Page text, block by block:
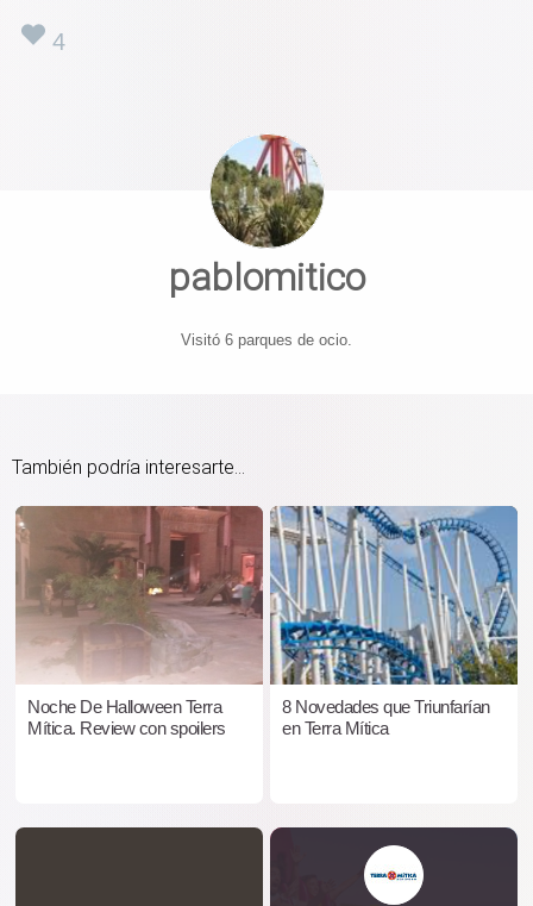
4
pablomitico
Visitó 6 parques de ocio.
También podría interesarte...
Noche De Halloween Terra
Mítica. Review con spoilers
8 Novedades que Triunfarían
en Terra Mítica